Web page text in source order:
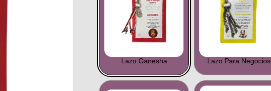
Lazo Ganesha Lazo Para Negocios